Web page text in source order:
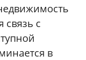
с
в